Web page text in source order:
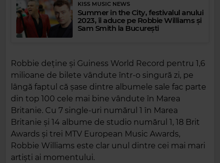
KISS MUSIC NEWS
Summer in the City, festivalul anului
2023, îi aduce pe Robbie Williams și
Sam Smith la București
Robbie deține și Guiness World Record pentru 1,6
milioane de bilete vândute într-o singură zi, pe
lângă faptul că șase dintre albumele sale fac parte
din top 100 cele mai bine vândute în Marea
Britanie. Cu 7 single-uri numărul 1 în Marea
Britanie și 14 albume de studio numărul 1, 18 Brit
Awards și trei MTV European Music Awards,
Robbie Williams este clar unul dintre cei mai mari
artiști ai momentului.